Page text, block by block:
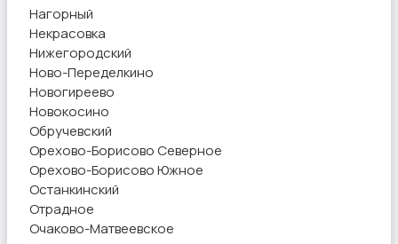
Нагорный
Некрасовка
Нижегородский
Ново-Переделкино
Новогиреево
Новокосино
Обручевский
Орехово-Борисово Северное
Орехово-Борисово Южное
Останкинский
Отрадное
Очаково-Матвеевское